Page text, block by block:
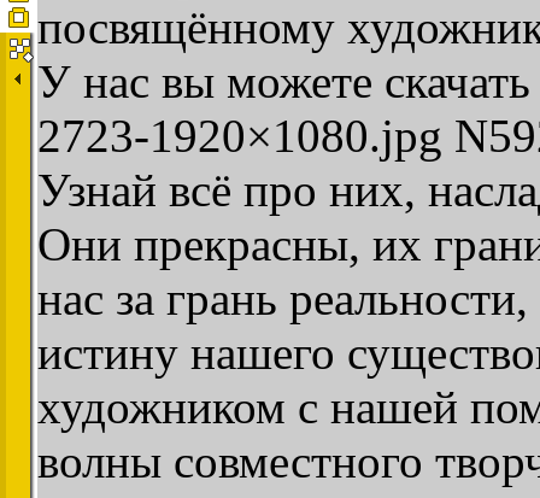
посвящённому
У нас вы можете
2723-1920×1080.jpg
Узнай всё про них,
Они прекрасны, их
нас за грань
истину нашего
художником с нашей
волны совместного